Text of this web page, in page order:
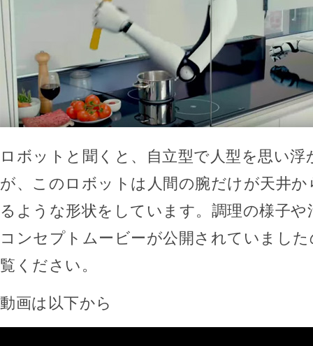
ロボットと聞くと、自立型で人型を思い
が、このロボットは人間の腕だけが天井
るような形状をしています。調理の様子や
コンセプトムービーが公開されていまし
覧ください。
動画は以下から